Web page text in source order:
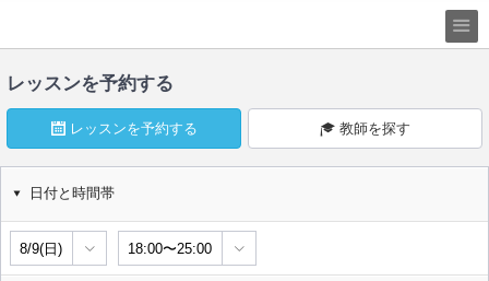
レッスンを予約する
レッスンを予約する 教師を探す
日付と時間帯
8/9(日) 18:00〜25:00